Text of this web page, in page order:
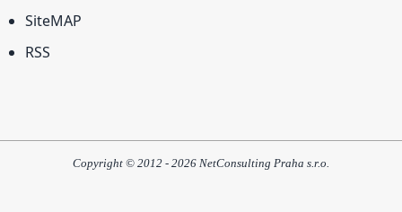
SiteMAP
RSS
Copyright © 2012 - 2026 NetConsulting Praha s.r.o.